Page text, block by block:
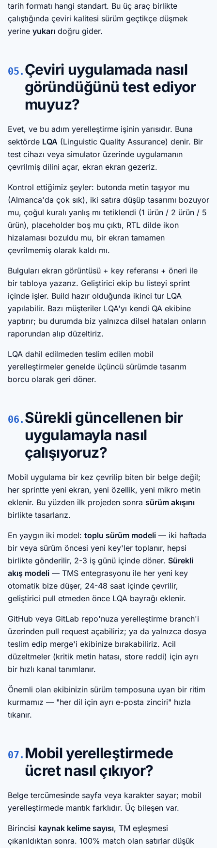
tarih formatı hangi standart. Bu üç araç birlikte
çalıştığında çeviri kalitesi sürüm geçtikçe düşmek
yerine yukarı doğru gider.
05. Çeviri uygulamada nasıl
göründüğünü test ediyor
muyuz?
Evet, ve bu adım yerelleştirme işinin yarısıdır. Buna
sektörde LQA (Linguistic Quality Assurance) denir. Bir
test cihazı veya simulator üzerinde uygulamanın
çevrilmiş dilini açar, ekran ekran gezeriz.
Kontrol ettiğimiz şeyler: butonda metin taşıyor mu
(Almanca'da çok sık), iki satıra düşüp tasarımı bozuyor
mu, çoğul kuralı yanlış mı tetiklendi (1 ürün / 2 ürün / 5
ürün), placeholder boş mu çıktı, RTL dilde ikon
hizalaması bozuldu mu, bir ekran tamamen
çevrilmemiş olarak kaldı mı.
Bulguları ekran görüntüsü + key referansı + öneri ile
bir tabloya yazarız. Geliştirici ekip bu listeyi sprint
içinde işler. Build hazır olduğunda ikinci tur LQA
yapılabilir. Bazı müşteriler LQA'yı kendi QA ekibine
yaptırır; bu durumda biz yalnızca dilsel hataları onların
raporundan alıp düzeltiriz.
LQA dahil edilmeden teslim edilen mobil
yerelleştirmeler genelde üçüncü sürümde tasarım
borcu olarak geri döner.
06. Sürekli güncellenen bir
uygulamayla nasıl
çalışıyoruz?
Mobil uygulama bir kez çevrilip biten bir belge değil;
her sprintte yeni ekran, yeni özellik, yeni mikro metin
eklenir. Bu yüzden ilk projeden sonra sürüm akışını
birlikte tasarlarız.
En yaygın iki model: toplu sürüm modeli — iki haftada
bir veya sürüm öncesi yeni key'ler toplanır, hepsi
birlikte gönderilir, 2-3 iş günü içinde döner. Sürekli
akış modeli — TMS entegrasyonu ile her yeni key
otomatik bize düşer, 24-48 saat içinde çevrilir,
geliştirici pull etmeden önce LQA bayrağı eklenir.
GitHub veya GitLab repo'nuza yerelleştirme branch'i
üzerinden pull request açabiliriz; ya da yalnızca dosya
teslim edip merge'i ekibinize bırakabiliriz. Acil
düzeltmeler (kritik metin hatası, store reddi) için ayrı
bir hızlı kanal tanımlanır.
Önemli olan ekibinizin sürüm temposuna uyan bir ritim
kurmamız — "her dil için ayrı e-posta zinciri" hızla
tıkanır.
07. Mobil yerelleştirmede
ücret nasıl çıkıyor?
Belge tercümesinde sayfa veya karakter sayar; mobil
yerelleştirmede mantık farklıdır. Üç bileşen var.
Birincisi kaynak kelime sayısı, TM eşleşmesi
çıkarıldıktan sonra. 100% match olan satırlar düşük